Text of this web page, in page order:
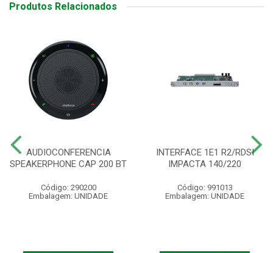
Produtos Relacionados
AUDIOCONFERENCIA
SPEAKERPHONE CAP 200 BT
Código: 290200
Embalagem: UNIDADE
INTERFACE 1E1 R2/RDSI
IMPACTA 140/220
Código: 991013
Embalagem: UNIDADE